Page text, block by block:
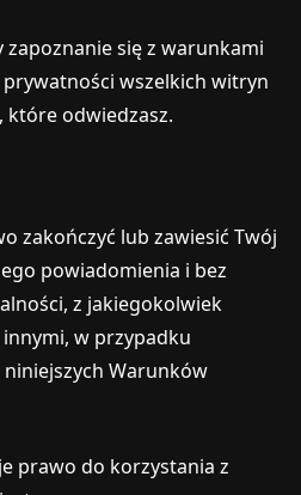
zapoznanie się z warunkami
wszelkich witryn
które odwiedzasz.
zakończyć lub zawiesić Twój
powiadomienia i bez
z jakiegokolwiek
w przypadku
Warunków
prawo do korzystania z